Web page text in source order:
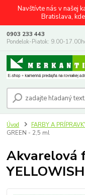
Navštívte nás v našej
Bratislava,
0903 233 443
Pondelok-Piatok: 9.00-
Úvod FARBY A
GREEN - 2,5 ml
Akvarelová